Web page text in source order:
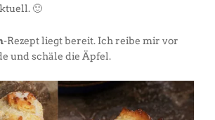
🙂
-Rezept liegt bereit. Ich reibe mir vor
und schäle die Äpfel.